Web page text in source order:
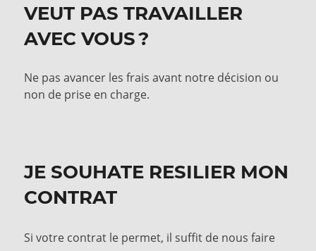
VEUT PAS TRAVAILLER
AVEC VOUS ?
Ne pas avancer les frais avant notre décision ou
non de prise en charge.
JE SOUHATE RESILIER MON
CONTRAT
Si votre contrat le permet, il suffit de nous faire